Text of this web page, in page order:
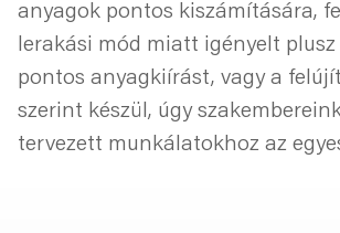
anyagok pontos kiszámítására,
lerakási mód miatt igényelt
pontos anyagkiírást, vagy a
szerint készül, úgy
tervezett munkálatokhoz az